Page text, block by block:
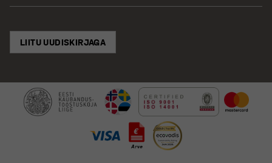
LIITU UUDISKIRJAGA